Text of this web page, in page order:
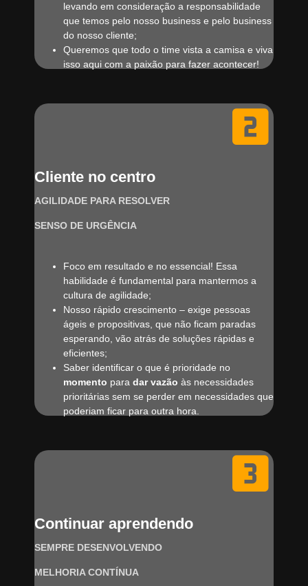
levando em consideração a responsabilidade
que temos pelo nosso business e pelo business
do nosso cliente;
Queremos que todo o time vista a camisa e viva
isso aqui com a paixão para fazer acontecer!
Cliente no centro
AGILIDADE PARA RESOLVER
SENSO DE URGÊNCIA
Foco em resultado e no essencial! Essa
habilidade é fundamental para mantermos a
cultura de agilidade;
Nosso rápido crescimento – exige pessoas
ágeis e propositivas, que não ficam paradas
esperando, vão atrás de soluções rápidas e
eficientes;
Saber identificar o que é prioridade no
momento para dar vazão às necessidades
prioritárias sem se perder em necessidades que
poderiam ficar para outra hora.
Continuar aprendendo
SEMPRE DESENVOLVENDO
MELHORIA CONTÍNUA